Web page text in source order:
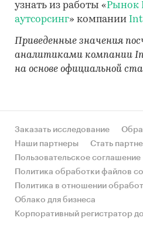
узнать из работы «Рынок
аутсорсинг» компании
Приведенные значения
аналитиками компании
на основе официальной
Заказать исследование
Наши партнеры
Стать
Пользовательское соглашение
Политика обработки файлов
Политика в отношении
Облако для бизнеса
Корпоративный регистратор